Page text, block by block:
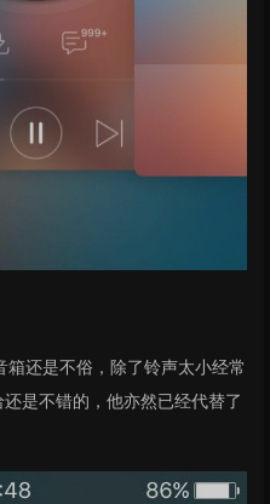
还是不俗，除了铃声太小经常
是不错的，他亦然已经代替了